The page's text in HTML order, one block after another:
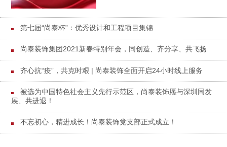
第七届“尚泰杯”：优秀设计和工程项目集锦
尚泰装饰集团2021新春特别年会，同创造、齐分享、共飞扬
齐心抗“疫”，共克时艰 | 尚泰装饰全面开启24小时线上服务
被选为中国特色社会主义先行示范区，尚泰装饰愿与深圳同发
展、共进退！
不忘初心，精进成长！尚泰装饰党支部正式成立！